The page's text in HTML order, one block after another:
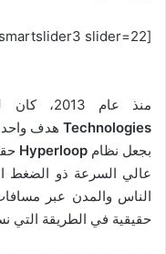
[smartslider3 slider=22]
منذ عام 2013، كان لشركة
Technologies هدف
بجعل نظام Hyperloop
عالي السرعة ذو الضغط
الناس والمدن عبر
حقيقية في الطريقة التي